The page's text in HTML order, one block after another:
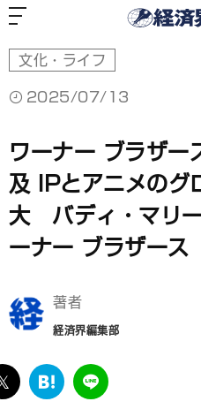
文化・ライフ
2025/07/13
ワーナー ブラザ
及 IPとアニメのグ
大 バディ・マリ
ーナー ブラザース
著者
経済界編集部
twitter
は
LINE